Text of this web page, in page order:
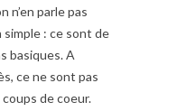
n’en parle pas
simple : ce sont de
basiques. A
ce ne sont pas
de coeur.